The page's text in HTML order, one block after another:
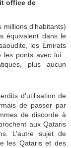
office de
d’habitants)
équivalent dans le
les Émirats
les ponts avec lui :
plus aucun
d’utilisation de
de passer par
de discorde à
aux Qataris
L’autre sujet de
les Qataris et des